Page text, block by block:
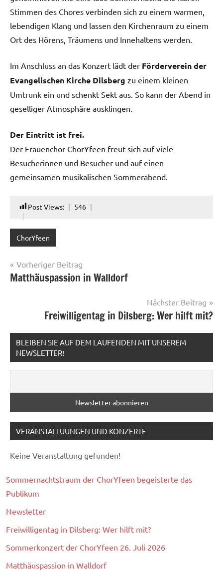
Stimmen des Chores verbinden sich zu einem warmen,
lebendigen Klang und lassen den Kirchenraum zu einem
Ort des Hörens, Träumens und Innehaltens werden.
Im Anschluss an das Konzert lädt der Förderverein der
Evangelischen Kirche Dilsberg zu einem kleinen
Umtrunk ein und schenkt Sekt aus. So kann der Abend in
geselliger Atmosphäre ausklingen.
Der Eintritt ist frei.
Der Frauenchor ChorYfeen freut sich auf viele
Besucherinnen und Besucher und auf einen
gemeinsamen musikalischen Sommerabend.
Post Views: 546
ChorYfeen
Beitragsnavigation
Vorheriger Beitrag
Matthäuspassion in Walldorf
Nächster Beitrag
Freiwilligentag in Dilsberg: Wer hilft mit?
BLEIBEN SIE AUF DEM LAUFENDEN MIT UNSEREM
NEWSLETTER!
VERANSTALTUUNGEN UND KONZERTE
Keine Veranstaltung gefunden!
Sommernachtstraum der ChorYfeen begeisterte das
Publikum
Newsletter
Freiwilligentag in Dilsberg: Wer hilft mit?
Sommerkonzert der ChorYfeen 26. Juli 2026
Matthäuspassion in Walldorf